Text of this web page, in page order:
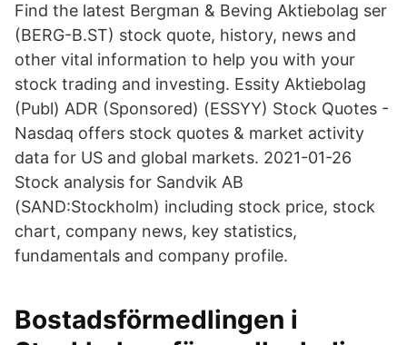
Find the latest Bergman & Beving Aktiebolag ser
(BERG-B.ST) stock quote, history, news and
other vital information to help you with your
stock trading and investing. Essity Aktiebolag
(Publ) ADR (Sponsored) (ESSYY) Stock Quotes -
Nasdaq offers stock quotes & market activity
data for US and global markets. 2021-01-26
Stock analysis for Sandvik AB
(SAND:Stockholm) including stock price, stock
chart, company news, key statistics,
fundamentals and company profile.
Bostadsförmedlingen i